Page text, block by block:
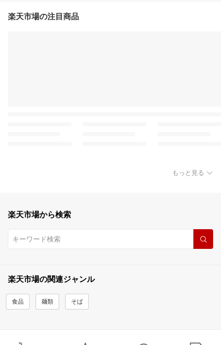
楽天市場の注目商品
もっと見る
楽天市場から検索
楽天市場の関連ジャンル
食品 麺類 そば